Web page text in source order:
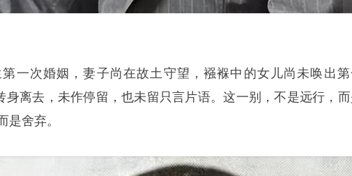
一次婚姻，妻子尚在故土守望，襁褓中的女儿尚未唤出
身离去，未作停留，也未留只言片语。这一别，不是远行，
是舍弃。